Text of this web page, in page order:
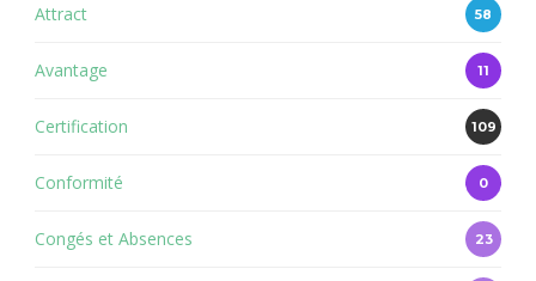
Attract 58
Avantage 11
Certification 109
Conformité 0
Congés et Absences 23